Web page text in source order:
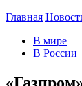
Главная
В мире
В России